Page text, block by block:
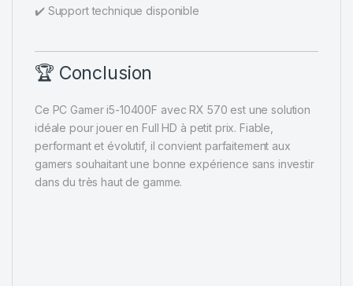
✔️ Support technique disponible
🏆 Conclusion
Ce PC Gamer i5-10400F avec RX 570 est une solution
idéale pour jouer en Full HD à petit prix. Fiable,
performant et évolutif, il convient parfaitement aux
gamers souhaitant une bonne expérience sans investir
dans du très haut de gamme.